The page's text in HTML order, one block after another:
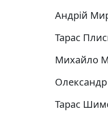
Андрій
Тарас
Михайло
Тарас